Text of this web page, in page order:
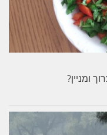
ומניין?